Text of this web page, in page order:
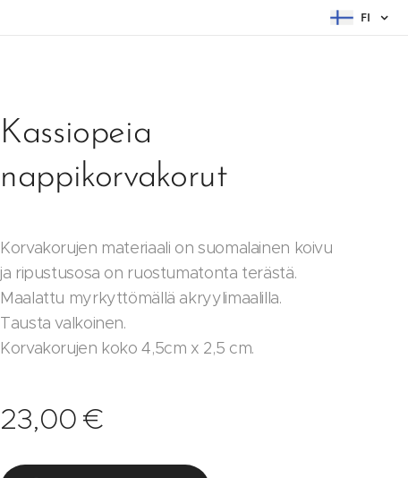
FI
Kassiopeia
nappikorvakorut
Korvakorujen materiaali on suomalainen koivu
ja ripustusosa on ruostumatonta terästä.
Maalattu myrkyttömällä akryylimaalilla.
Tausta valkoinen.
Korvakorujen koko 4,5cm x 2,5 cm.
23,00 €